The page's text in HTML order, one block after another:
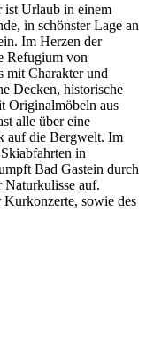
ist Urlaub in einem
in schönster Lage an
Im Herzen der
Refugium von
mit Charakter und
Decken, historische
Originalmöbeln aus
alle über eine
auf die Bergwelt. Im
in
Bad Gastein durch
Naturkulisse auf.
sowie des